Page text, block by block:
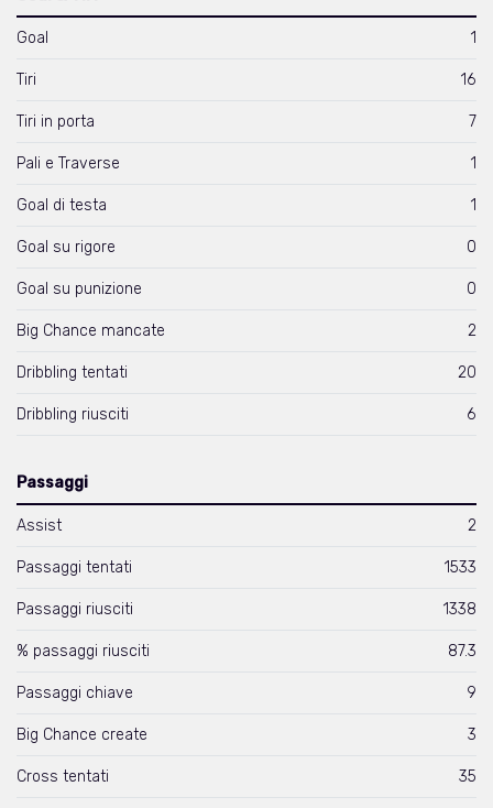
Goal 1
Tiri 16
Tiri in porta 7
Pali e Traverse 1
Goal di testa 1
Goal su rigore 0
Goal su punizione 0
Big Chance mancate 2
Dribbling tentati 20
Dribbling riusciti 6
Passaggi
Assist 2
Passaggi tentati 1533
Passaggi riusciti 1338
% passaggi riusciti 87.3
Passaggi chiave 9
Big Chance create 3
Cross tentati 35